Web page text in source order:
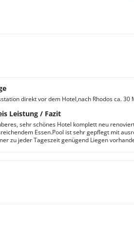
direkt vor dem Hotel,nach Rhodos ca.
Leistung / Fazit
sehr schönes Hotel komplett neu
Essen.Pool ist sehr gepflegt mit
zu jeder Tageszeit genügend Liegen